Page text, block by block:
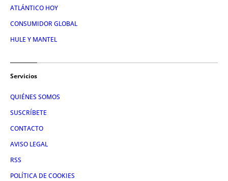
ATLÁNTICO HOY
CONSUMIDOR GLOBAL
HULE Y MANTEL
Servicios
QUIÉNES SOMOS
SUSCRÍBETE
CONTACTO
AVISO LEGAL
RSS
POLÍTICA DE COOKIES